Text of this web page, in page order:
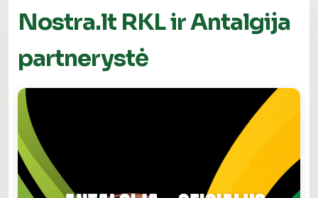
Nostra.lt RKL ir Antalgija
partnerystė